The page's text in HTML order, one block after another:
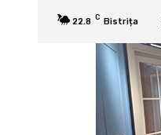
22.8 C Bistrița